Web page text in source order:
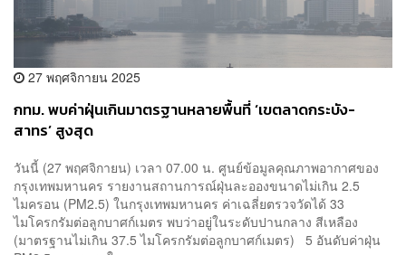
27 พฤศจิกายน 2025
กทม. พบค่าฝุ่นเกินมาตรฐานหลายพื้นที่ ‘เขตลาดกระบัง-
สาทร’ สูงสุด
วันนี้ (27 พฤศจิกายน) เวลา 07.00 น. ศูนย์ข้อมูลคุณภาพอากาศของ
กรุงเทพมหานคร รายงานสถานการณ์ฝุ่นละอองขนาดไม่เกิน 2.5
ไมครอน (PM2.5) ในกรุงเทพมหานคร ค่าเฉลี่ยตรวจวัดได้ 33
ไมโครกรัมต่อลูกบาศก์เมตร พบว่าอยู่ในระดับปานกลาง สีเหลือง
(มาตรฐานไม่เกิน 37.5 ไมโครกรัมต่อลูกบาศก์เมตร) 5 อันดับค่าฝุ่น